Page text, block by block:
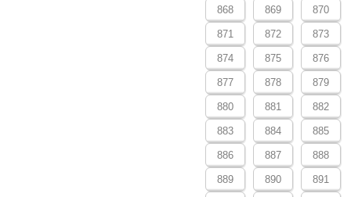
868 869 870
871 872 873
874 875 876
877 878 879
880 881 882
883 884 885
886 887 888
889 890 891